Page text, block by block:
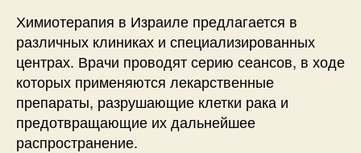
Химиотерапия в Израиле предлагается в
различных клиниках и специализированных
центрах. Врачи проводят серию сеансов, в ходе
которых применяются лекарственные
препараты, разрушающие клетки рака и
предотвращающие их дальнейшее
распространение.